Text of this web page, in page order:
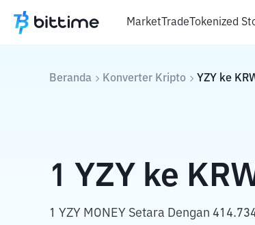
MarketTradeTokenized
Beranda Konverter Kripto YZY ke
1 YZY ke
1 YZY MONEY Setara Dengan